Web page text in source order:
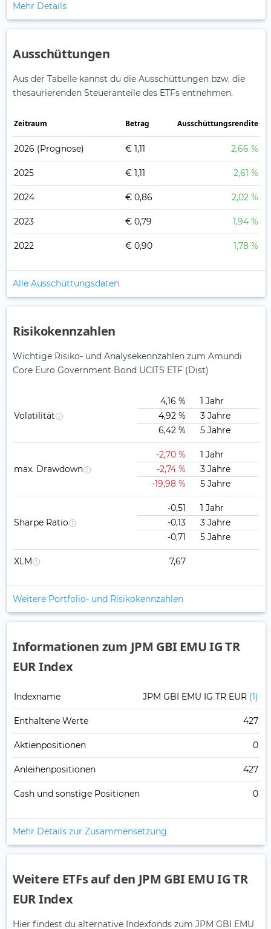
Mehr Details
Ausschüttungen
Aus der Tabelle kannst du die Ausschüttungen bzw. die
thesaurierenden Steueranteile des ETFs entnehmen.
Zeitraum Betrag Ausschüttungsrendite
2026 (Prognose) € 1,11 2,66 %
2025 € 1,11 2,61 %
2024 € 0,86 2,02 %
2023 € 0,79 1,94 %
2022 € 0,90 1,78 %
Alle Ausschüttungsdaten
Risikokennzahlen
Wichtige Risiko- und Analysekennzahlen zum Amundi
Core Euro Government Bond UCITS ETF (Dist)
Volatilität
4,16 %
1 Jahr
4,92 %
3 Jahre
6,42 %
5 Jahre
max. Drawdown
-2,70 %
1 Jahr
-2,74 %
3 Jahre
-19,98 %
5 Jahre
Sharpe Ratio
-0,51
1 Jahr
-0,13
3 Jahre
-0,71
5 Jahre
XLM 7,67
Weitere Portfolio- und Risikokennzahlen
Informationen zum JPM GBI EMU IG TR
EUR Index
Indexname JPM GBI EMU IG TR EUR (1)
Enthaltene Werte 427
Aktienpositionen 0
Anleihenpositionen 427
Cash und sonstige Positionen 0
Mehr Details zur Zusammensetzung
Weitere ETFs auf den JPM GBI EMU IG TR
EUR Index
Hier findest du alternative Indexfonds zum JPM GBI EMU